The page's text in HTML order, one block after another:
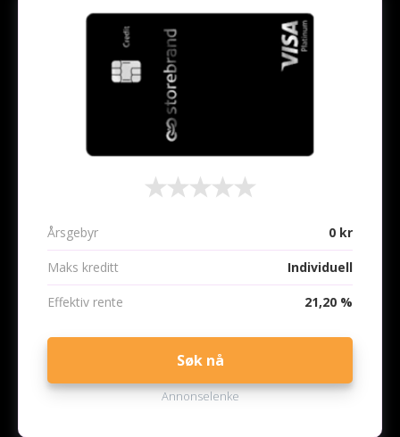
Årsgebyr 0 kr
Maks kreditt Individuell
Effektiv rente 21,20 %
Søk nå
Annonselenke